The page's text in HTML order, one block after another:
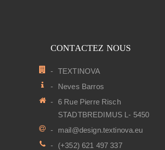
CONTACTEZ NOUS
TEXTINOVA
Neves Barros
6 Rue Pierre Risch
STADTBREDIMUS L- 5450
mail@design.textinova.eu
(+352) 621 497 337